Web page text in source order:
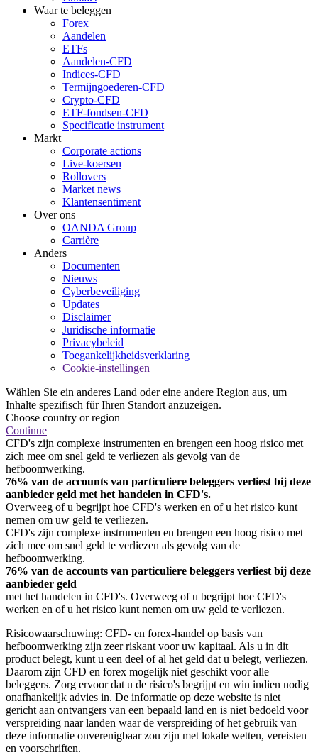
Waar te beleggen
Forex
Aandelen
ETFs
Aandelen-CFD
Indices-CFD
Termijngoederen-CFD
Crypto-CFD
ETF-fondsen-CFD
Specificatie instrument
Markt
Corporate actions
Live-koersen
Rollovers
Market news
Klantensentiment
Over ons
OANDA Group
Carrière
Anders
Documenten
Nieuws
Cyberbeveiliging
Updates
Disclaimer
Juridische informatie
Privacybeleid
Toegankelijkheidsverklaring
Cookie-instellingen
Wählen Sie ein anderes Land oder eine andere Region aus, um
Inhalte spezifisch für Ihren Standort anzuzeigen.
Choose country or region
Continue
CFD's zijn complexe instrumenten en brengen een hoog risico met
zich mee om snel geld te verliezen als gevolg van de
hefboomwerking.
76% van de accounts van particuliere beleggers verliest bij deze
aanbieder geld met het handelen in CFD's.
Overweeg of u begrijpt hoe CFD's werken en of u het risico kunt
nemen om uw geld te verliezen.
CFD's zijn complexe instrumenten en brengen een hoog risico met
zich mee om snel geld te verliezen als gevolg van de
hefboomwerking.
76% van de accounts van particuliere beleggers verliest bij deze
aanbieder geld
met het handelen in CFD's. Overweeg of u begrijpt hoe CFD's
werken en of u het risico kunt nemen om uw geld te verliezen.
Risicowaarschuwing: CFD- en forex-handel op basis van
hefboomwerking zijn zeer riskant voor uw kapitaal. Als u in dit
product belegt, kunt u een deel of al het geld dat u belegt, verliezen.
Daarom zijn CFD en forex mogelijk niet geschikt voor alle
beleggers. Zorg ervoor dat u de risico's begrijpt en win indien nodig
onafhankelijk advies in. De informatie op deze website is niet
gericht aan ontvangers van een bepaald land en is niet bedoeld voor
verspreiding naar landen waar de verspreiding of het gebruik van
deze informatie onverenigbaar zou zijn met lokale wetten, vereisten
en voorschriften.